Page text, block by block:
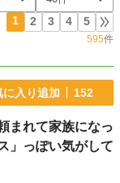
1 2 3 4 5
595件
に入り追加 152
まれて家族になっ
」っぽい気がして